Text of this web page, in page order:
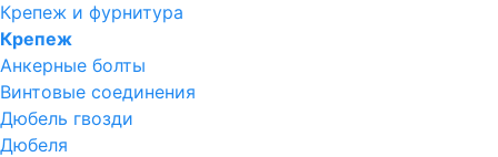
Крепеж и фурнитура
Крепеж
Анкерные болты
Винтовые соединения
Дюбель гвозди
Дюбеля